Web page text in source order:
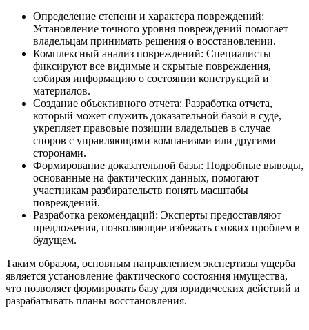
Определение степени и характера повреждений:
Установление точного уровня повреждений помогает
владельцам принимать решения о восстановлении.
Комплексный анализ повреждений: Специалисты
фиксируют все видимые и скрытые повреждения,
собирая информацию о состоянии конструкций и
материалов.
Создание объективного отчета: Разработка отчета,
который может служить доказательной базой в суде,
укрепляет правовые позиции владельцев в случае
споров с управляющими компаниями или другими
сторонами.
Формирование доказательной базы: Подробные выводы,
основанные на фактических данных, помогают
участникам разбирательств понять масштабы
повреждений.
Разработка рекомендаций: Эксперты предоставляют
предложения, позволяющие избежать схожих проблем в
будущем.
Таким образом, основным направлением экспертизы ущерба
является установление фактического состояния имущества,
что позволяет формировать базу для юридических действий и
разрабатывать планы восстановления.